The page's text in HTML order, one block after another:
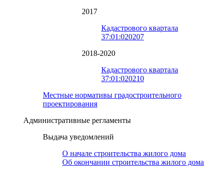
2017
Кадастрового квартала
37:01:020207
2018-2020
Кадастрового квартала
37:01:020210
Местные нормативы градостроительного
проектирования
Административные регламенты
Выдача уведомлений
О начале строительства жилого дома
Об окончании строительства жилого дома